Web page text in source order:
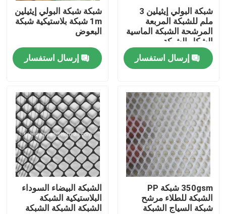
ضبط الجودة
اتصل بنا
Russian website
الستار المغناطيسي للباب
شاشة النافذة
شبكة ظلال PE
شبكة البولي إيثيلين 3
ملم للشبكة المربعة
المرشحة الشبكة الماسية
الشكل الشبكة
إرسال استفسار
شبكة شبكة البولي إيثيلين
1m شبكة بلاستيكية شبكة
البعوض
إرسال استفسار
350gsm شبكة PP
الشبكة للطلاء مرشح
شبكة السياج الشبكة
الشبكة البيضاء السوداء
البلاستيكية الشبكة
الشبكة الشبكة الشبكة